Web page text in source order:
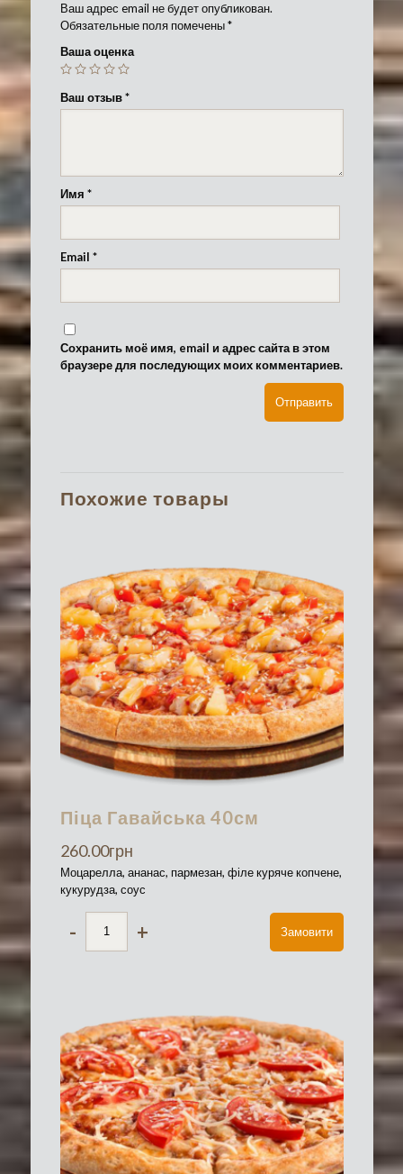
Ваш адрес email не будет опубликован.
Обязательные поля помечены*
Ваша оценка
Ваш отзыв*
Имя *
Email *
Сохранить моё имя, email и адрес сайта в этом
браузере для последующих моих комментариев.
Похожие товары
Піца Гавайська 40см
260.00грн
Моцарелла, ананас, пармезан, філе куряче копчене,
кукурудза, соус
- + Замовити